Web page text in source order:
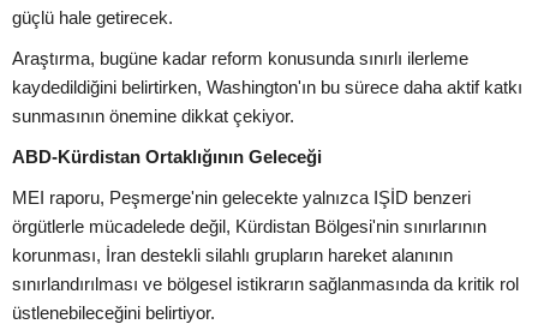
güçlü hale getirecek.
Araştırma, bugüne kadar reform konusunda sınırlı ilerleme
kaydedildiğini belirtirken, Washington'ın bu sürece daha aktif katkı
sunmasının önemine dikkat çekiyor.
ABD-Kürdistan Ortaklığının Geleceği
MEI raporu, Peşmerge'nin gelecekte yalnızca IŞİD benzeri
örgütlerle mücadelede değil, Kürdistan Bölgesi'nin sınırlarının
korunması, İran destekli silahlı grupların hareket alanının
sınırlandırılması ve bölgesel istikrarın sağlanmasında da kritik rol
üstlenebileceğini belirtiyor.